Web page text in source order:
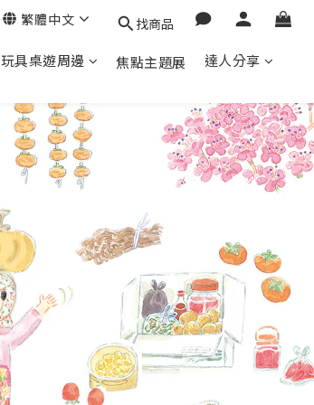
繁體中文 找商品
玩具桌遊周邊 焦點主題展 達人分享